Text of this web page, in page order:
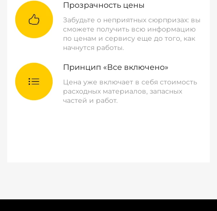
Прозрачность цены
Забудьте о неприятных сюрпризах: вы
сможете получить всю информацию
по ценам и сервису еще до того, как
начнутся работы.
Принцип «Все включено»
Цена уже включает в себя стоимость
расходных материалов, запасных
частей и работ.